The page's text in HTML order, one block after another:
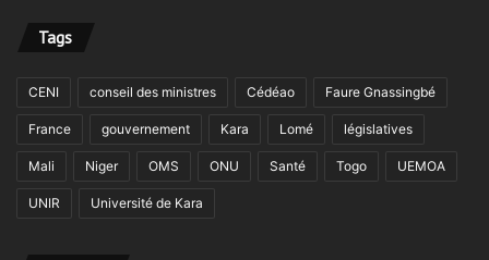
Tags
CENI conseil des ministres Cédéao Faure Gnassingbé
France gouvernement Kara Lomé législatives
Mali Niger OMS ONU Santé Togo UEMOA
UNIR Université de Kara